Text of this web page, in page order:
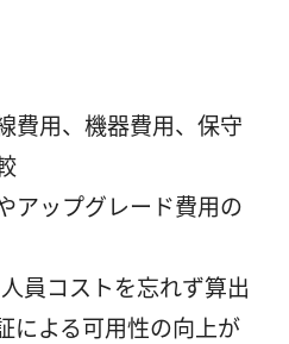
費用、機器費用、保守
アップグレード費用の
員コストを忘れず算出
による可用性の向上が